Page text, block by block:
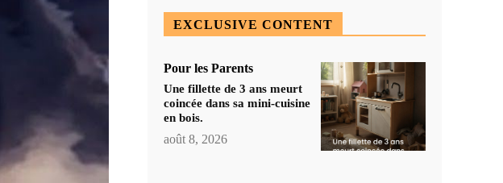
EXCLUSIVE CONTENT
Pour les Parents
Une fillette de 3 ans meurt
coincée dans sa mini-cuisine
en bois.
août 8, 2026